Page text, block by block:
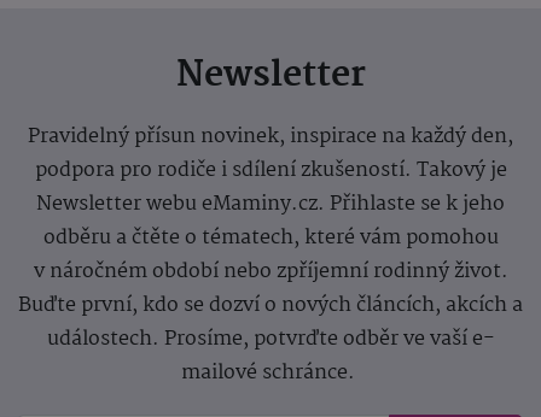
Newsletter
Pravidelný přísun novinek, inspirace na každý den,
podpora pro rodiče i sdílení zkušeností. Takový je
Newsletter webu eMaminy.cz. Přihlaste se k jeho
odběru a čtěte o tématech, které vám pomohou
v náročném období nebo zpříjemní rodinný život.
Buďte první, kdo se dozví o nových článcích, akcích a
událostech. Prosíme, potvrďte odběr ve vaší e-
mailové schránce.